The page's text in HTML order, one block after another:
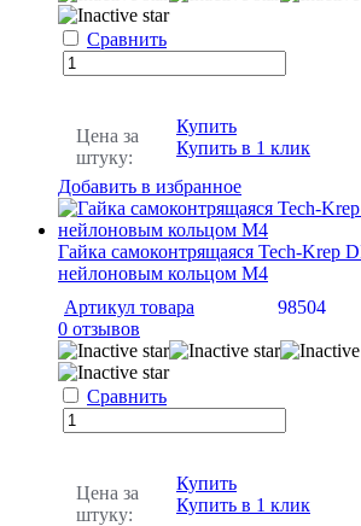
Сравнить
Цена за
штуку:
Купить
Купить в 1 клик
Добавить в избранное
Гайка самоконтрящаяся Tech-Krep
нейлоновым кольцом М4
Артикул товара
98504
0 отзывов
Сравнить
Цена за
штуку:
Купить
Купить в 1 клик